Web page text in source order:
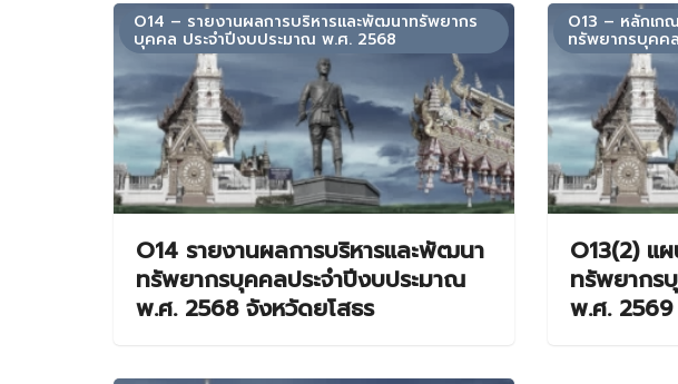
O14 – รายงานผลการบริหารและพัฒนาทรัพยากร
บุคคล ประจำปีงบประมาณ พ.ศ. 2568
O14 รายงานผลการบริหารและพัฒนา
ทรัพยากรบุคคลประจำปีงบประมาณ
พ.ศ. 2568 จังหวัดยโสธร
O13 – หลักเก
ทรัพยากรบุคค
O13(2) แ
ทรัพยากร
พ.ศ. 2569